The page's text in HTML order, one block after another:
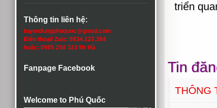
Thông tin liên hệ:
tuyendungphuquoc@gmail.com
Điện thoại/ Zalo: 0934.127.384
hoặc: 0985 258 323 Mr Hà
Fanpage Facebook
Welcome to Phú Quốc
triển
Tin
THÔNG